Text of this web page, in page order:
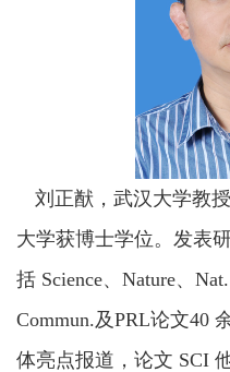
刘正猷，武汉大学教
大学获博士学位。发表
括 Science、Nature、
Commun.及PRL论文40
体亮点报道，论文 SCI